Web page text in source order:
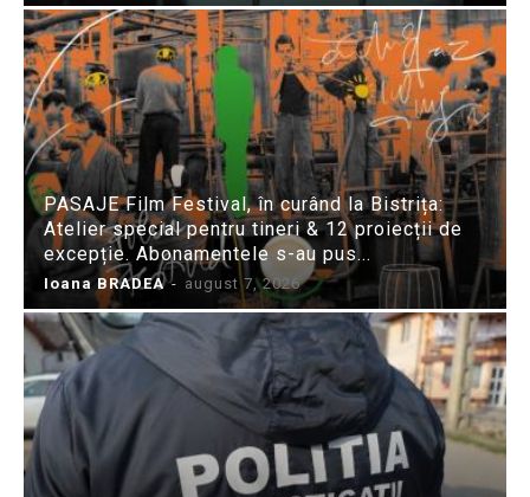
PASAJE Film Festival, în curând la Bistrița:
Atelier special pentru tineri & 12 proiecții de
excepție. Abonamentele s-au pus...
Ioana BRADEA - august 7, 2026